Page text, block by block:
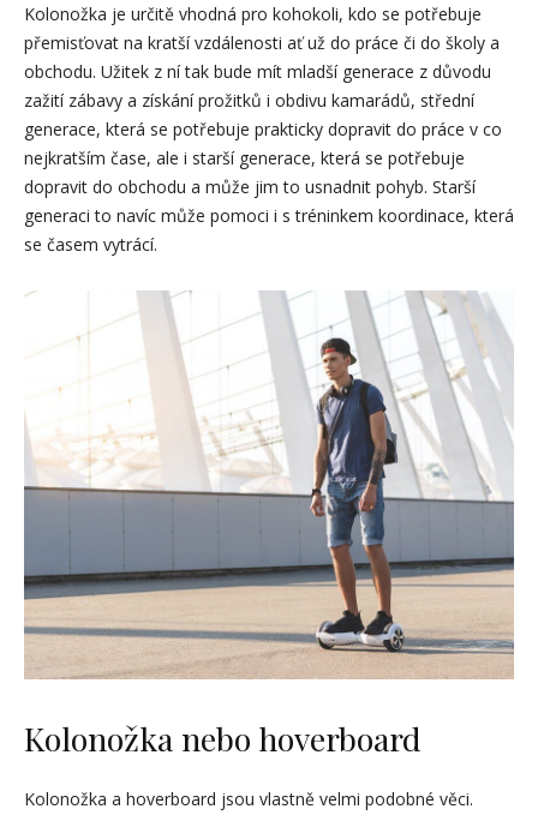
Kolonožka je určitě vhodná pro kohokoli, kdo se potřebuje
přemisťovat na kratší vzdálenosti ať už do práce či do školy a
obchodu. Užitek z ní tak bude mít mladší generace z důvodu
zažití zábavy a získání prožitků i obdivu kamarádů, střední
generace, která se potřebuje prakticky dopravit do práce v co
nejkratším čase, ale i starší generace, která se potřebuje
dopravit do obchodu a může jim to usnadnit pohyb. Starší
generaci to navíc může pomoci i s tréninkem koordinace, která
se časem vytrácí.
Kolonožka nebo hoverboard
Kolonožka a hoverboard jsou vlastně velmi podobné věci.